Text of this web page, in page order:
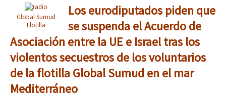
Global Sumud
Flotilla
Los eurodiputados piden que
se suspenda el Acuerdo de
Asociación entre la UE e Israel tras los
violentos secuestros de los voluntarios
de la flotilla Global Sumud en el mar
Mediterráneo